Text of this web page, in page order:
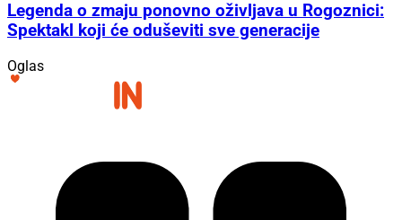
Legenda o zmaju ponovno oživljava u Rogoznici:
Spektakl koji će oduševiti sve generacije
Oglas